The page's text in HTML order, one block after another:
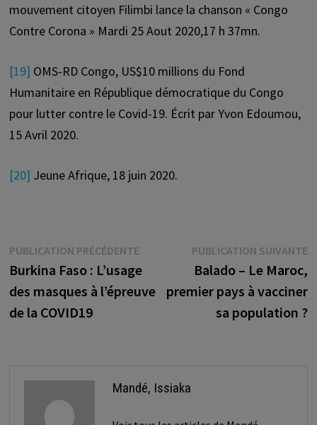
mouvement citoyen Filimbi lance la chanson « Congo
Contre Corona » Mardi 25 Aout 2020,17 h 37mn.
[19] OMS-RD Congo, US$10 millions du Fond
Humanitaire en République démocratique du Congo
pour lutter contre le Covid-19. Écrit par Yvon Edoumou,
15 Avril 2020.
[20] Jeune Afrique, 18 juin 2020.
Navigation
de
l’article
PUBLICATION PRÉCÉDENTEPublication
précédente :
Burkina Faso : L’usage
des masques à l’épreuve
de la COVID19
PUBLICATION SUIVANTE
Balado – Le Maroc,
premier pays à vacciner
sa population ?
Mandé, Issiaka